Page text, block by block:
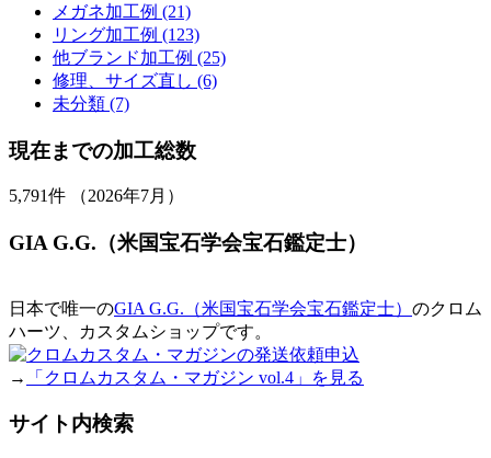
メガネ加工例 (21)
リング加工例 (123)
他ブランド加工例 (25)
修理、サイズ直し (6)
未分類 (7)
現在までの加工総数
5,791件 （2026年7月）
GIA G.G.（米国宝石学会宝石鑑定士）
日本で唯一のGIA G.G.（米国宝石学会宝石鑑定士） のクロム
ハーツ、カスタムショップです。
→ 「クロムカスタム・マガジン vol.4」を見る
サイト内検索